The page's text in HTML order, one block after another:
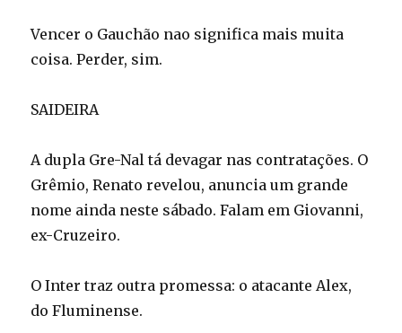
Vencer o Gauchão nao significa mais muita
coisa. Perder, sim.
SAIDEIRA
A dupla Gre-Nal tá devagar nas contratações. O
Grêmio, Renato revelou, anuncia um grande
nome ainda neste sábado. Falam em Giovanni,
ex-Cruzeiro.
O Inter traz outra promessa: o atacante Alex,
do Fluminense.